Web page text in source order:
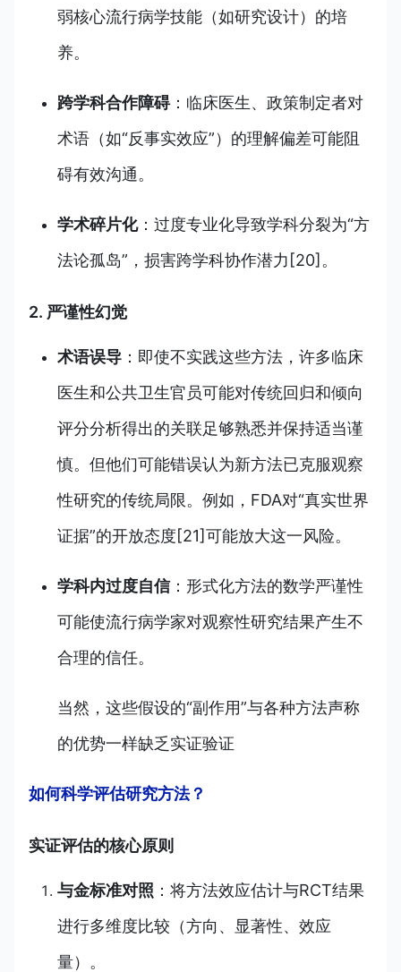
弱核心流行病学技能（如研究设计）的培
养。
跨学科合作障碍：临床医生、政策制定者对
术语（如“反事实效应”）的理解偏差可能阻
碍有效沟通。
学术碎片化：过度专业化导致学科分裂为“方
法论孤岛”，损害跨学科协作潜力[20]。
2. 严谨性幻觉
术语误导 ：即使不实践这些方法，许多临床
医生和公共卫生官员可能对传统回归和倾向
评分分析得出的关联足够熟悉并保持适当谨
慎。但他们可能错误认为新方法已克服观察
性研究的传统局限。例如，FDA对“真实世界
证据”的开放态度[21]可能放大这一风险。
学科内过度自信：形式化方法的数学严谨性
可能使流行病学家对观察性研究结果产生不
合理的信任。
当然，这些假设的“副作用”与各种方法声称
的优势一样缺乏实证验证
如何科学评估研究方法？
实证评估的核心原则
与金标准对照 ：将方法效应估计与RCT结果
进行多维度比较（方向、显著性、效应
量）。